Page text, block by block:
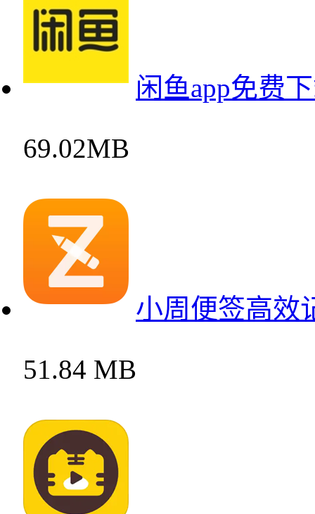
闲鱼app免费
69.02MB
小周便签高效
51.84 MB